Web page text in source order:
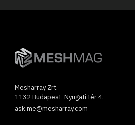
Mesharray Zrt.
1132 Budapest, Nyugati tér 4.
ask.me@mesharray.com